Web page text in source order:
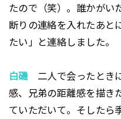
たので（笑）。誰かがい
断りの連絡を入れたあと
たい」と連絡しました。
白磯二人で会ったとき
感、兄弟の距離感を描き
ていただいて。そしたら